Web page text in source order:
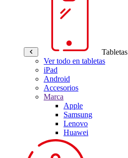
Tabletas
Ver todo en tabletas
iPad
Android
Accesorios
Marca
Apple
Samsung
Lenovo
Huawei